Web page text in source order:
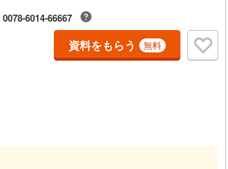
0078-6014-66667
資料をもらう 無料